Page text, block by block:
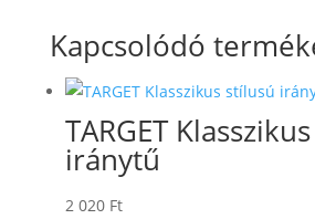
Kapcsolódó
TARGET
iránytű
2 020 Ft